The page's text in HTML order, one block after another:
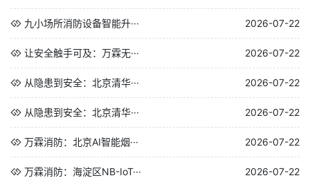
九小场所消防设备智能升··· 2026-07-22
让安全触手可及：万霖无··· 2026-07-22
从隐患到安全：北京清华··· 2026-07-22
从隐患到安全：北京清华··· 2026-07-22
万霖消防：北京AI智能烟··· 2026-07-22
万霖消防：海淀区NB-IoT··· 2026-07-22